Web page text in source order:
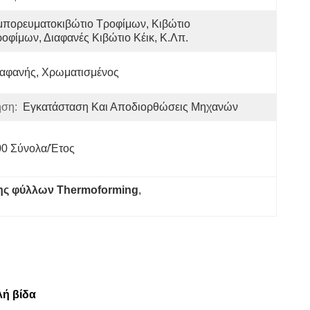
Τροφίμων, Κιβώτιο
Διαφανές Κιβώτιο Κέικ, Κ.λπ.
Χρωματισμένος
Εγκατάσταση Και Αποδιορθώσεις Μηχανών
Σύνολα/έτος
φύλλων Thermoforming,
βίδα